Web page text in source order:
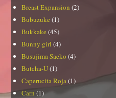
Breast Expansion (2)
Bubuzuke (1)
Bukkake (45)
Bunny girl (4)
Busujima Saeko (4)
Butcha-U(1)
Caperucita Roja(1)
Carn (1)